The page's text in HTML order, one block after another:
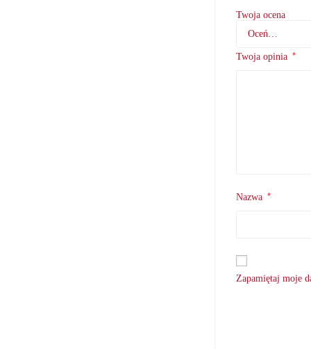
Twoja ocena
Twoja opinia *
Nazwa *
Zapamiętaj moje